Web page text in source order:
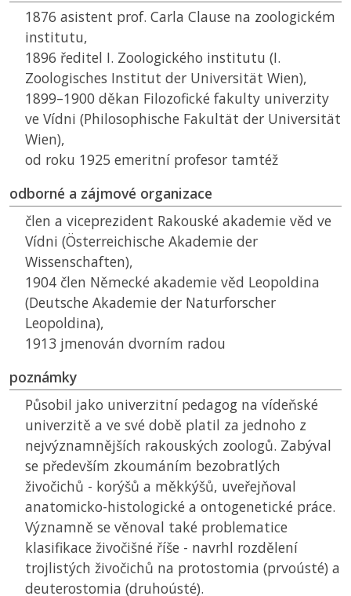
1876 asistent prof. Carla Clause na zoologickém
institutu,
1896 ředitel I. Zoologického institutu (I.
Zoologisches Institut der Universität Wien),
1899–1900 děkan Filozofické fakulty univerzity
ve Vídni (Philosophische Fakultät der Universität
Wien),
od roku 1925 emeritní profesor tamtéž
odborné a zájmové organizace
člen a viceprezident Rakouské akademie věd ve
Vídni (Österreichische Akademie der
Wissenschaften),
1904 člen Německé akademie věd Leopoldina
(Deutsche Akademie der Naturforscher
Leopoldina),
1913 jmenován dvorním radou
poznámky
Působil jako univerzitní pedagog na vídeňské
univerzitě a ve své době platil za jednoho z
nejvýznamnějších rakouských zoologů. Zabýval
se především zkoumáním bezobratlých
živočichů - korýšů a měkkýšů, uveřejňoval
anatomicko-histologické a ontogenetické práce.
Významně se věnoval také problematice
klasifikace živočišné říše - navrhl rozdělení
trojlistých živočichů na protostomia (prvoústé) a
deuterostomia (druhoústé).